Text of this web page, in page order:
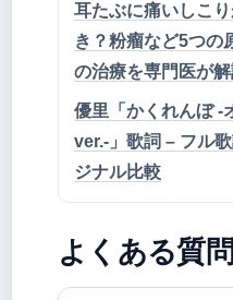
耳たぶに痛いしこ
き？粉瘤など5つの
の治療を専門医が
優里「かくれんぼ -
ver.-」歌詞 – フル
ジナル比較
よくある質問